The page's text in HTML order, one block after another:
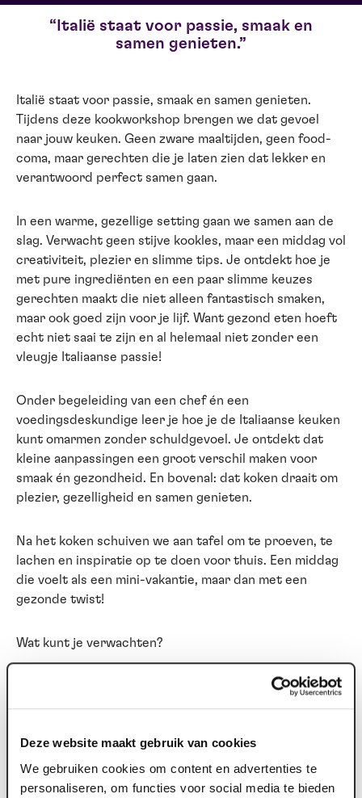
Deze website maakt gebruik van cookies
We gebruiken cookies om content en advertenties te
personaliseren, om functies voor social media te bieden
Italië staat voor passie, smaak en
samen genieten.
Italië staat voor passie, smaak en samen genieten.
Tijdens deze kookworkshop brengen we dat gevoel
naar jouw keuken. Geen zware maaltijden, geen food-
coma, maar gerechten die je laten zien dat lekker en
verantwoord perfect samen gaan.
In een warme, gezellige setting gaan we samen aan de
slag. Verwacht geen stijve kookles, maar een middag vol
creativiteit, plezier en slimme tips. Je ontdekt hoe je
met pure ingrediënten en een paar slimme keuzes
gerechten maakt die niet alleen fantastisch smaken,
maar ook goed zijn voor je lijf. Want gezond eten hoeft
echt niet saai te zijn en al helemaal niet zonder een
vleugje Italiaanse passie!
Onder begeleiding van een chef én een
voedingsdeskundige leer je hoe je de Italiaanse keuken
kunt omarmen zonder schuldgevoel. Je ontdekt dat
kleine aanpassingen een groot verschil maken voor
smaak én gezondheid. En bovenal: dat koken draait om
plezier, gezelligheid en samen genieten.
Na het koken schuiven we aan tafel om te proeven, te
lachen en inspiratie op te doen voor thuis. Een middag
die voelt als een mini-vakantie, maar dan met een
gezonde twist!
Wat kunt je verwachten?
Een vleugje Italië, zonder jetlag – Stap binnen in een
warme, gezellige setting waar de sfeer net zo
Koken met een knipoog – Geen stijve kookles, maar
een middag vol plezier, slimme tips en verrassende
inzichten.